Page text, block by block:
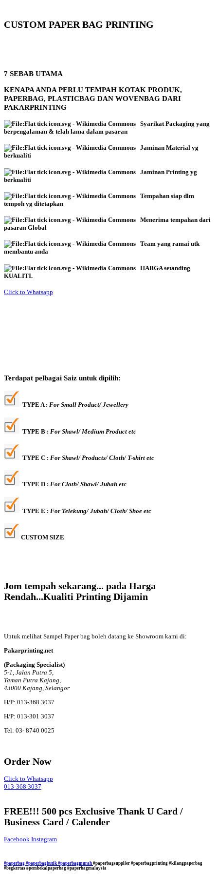
CUSTOM PAPER BAG PRINTING
7 SEBAB UTAMA
KENAPA ANDA PERLU TEMPAH KOTAK PRODUK,
PAPERBAG, PLASTICBAG DAN WOVENBAG DARI
PAKARPRINTING
Syarikat Packaging yang
berpengalaman & telah lama dalam pasaran
Jaminan Material yg
berkualiti
Jaminan Printing yg
berkualiti
Tempahan siap dlm
tempoh yg ditetapkan
Menerima tempahan dari
pasaran Global
Team yang ramai utk
membantu anda
HARGA setanding
KUALITI.
Click to Whatsapp
Terdapat pelbagai Saiz untuk dipilih:
TYPE A : For Small Product/ Jewellery
TYPE B : For Shawl/ Medium Product etc
TYPE C : For Shawl/ Products/ Cloth/ T-shirt etc
TYPE D : For Cloth/ Shawl/ Jubah etc
TYPE E : For Telekung/ Jubah/ Cloth/ Shoe etc
CUSTOM SIZE
Jom tempah sekarang... pada Harga
Rendah...Kualiti Printing Dijamin
Untuk melihat Sampel Paper bag boleh datang ke Showroom kami di:
Pakarprinting.net
(Packaging Specialist)
5-1, Jalan Putra 5,
Taman Putra Kajang,
43000 Kajang, Selangor
H/P: 013-368 3037
H/P: 013-301 3037
Tel: 03- 8740 0025
Order Now
Click to Whatsapp
013-368 3037
FREE!!! 500 pcs Exclusive Thank U Card /
Business Card / Calender
Facebook Instagram
#paperbag #paperbagbutik #paperbagmurah #paperbagsupplier #paperbagprinting #kilangpaperbag
#begkertas #pembekalpaperbag #paperbagmalaysia